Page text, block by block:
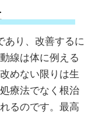
あり、改善するに
線は体に例える
めない限りは生
療法でなく根治
るのです。最高